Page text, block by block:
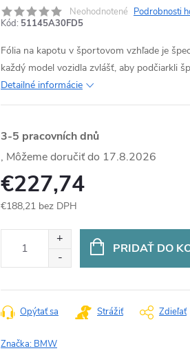
Neohodnotené Podrobnosti
Kód: 51145A30FD5
Fólia na kapotu v športovom vzhľade je
každý model vozidla zvlášť, aby podčiarkli
Detailné informácie
3-5 pracovních dnů
17.8.2026
€227,74
€188,21 bez DPH
PRIDAŤ DO
Opýtať sa Strážiť Zdieľať
Značka: BMW